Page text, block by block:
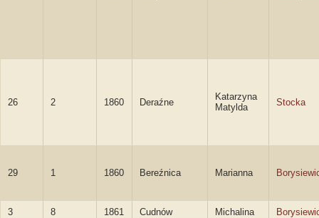
26 2 1860 Deraźne
Katarzyna
Matylda
Stocka
29 1 1860 Bereźnica Marianna
3 8 1861 Cudnów Michalina